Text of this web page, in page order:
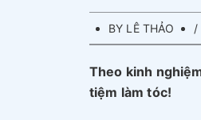
BY LÊ THẢO
Theo kinh
tiệm làm tóc!